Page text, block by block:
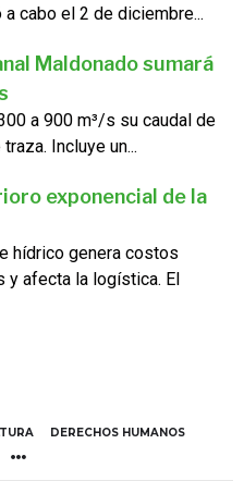
a cabo el 2 de diciembre...
Maldonado sumará
a 900 m³/s su caudal de
Incluye un...
exponencial de la
hídrico genera costos
afecta la logística. El
DERECHOS HUMANOS